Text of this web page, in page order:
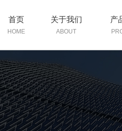
首页
HOME
关于我们
ABOUT
产